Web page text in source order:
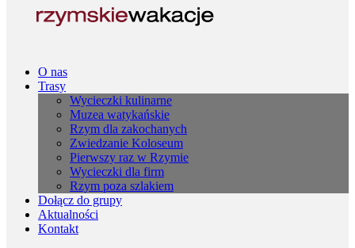
O nas
Trasy
Wycieczki kulinarne
Muzea watykańskie
Rzym dla zakochanych
Zwiedzanie Koloseum
Pierwszy raz w Rzymie
Wycieczki dla firm
Rzym poza szlakiem
Dołącz do grupy
Aktualności
Kontakt